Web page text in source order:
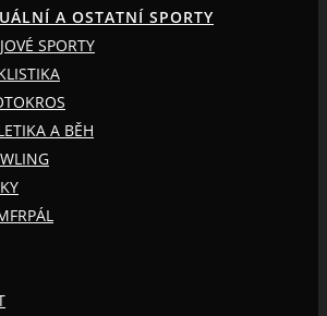
A OSTATNÍ SPORTY
SPORTY
A BĚH